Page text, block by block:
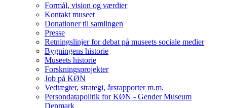
Formål, vision og værdier
Kontakt museet
Donationer til samlingen
Presse
Retningslinjer for debat på museets sociale medier
Bygningens historie
Museets historie
Forskningsprojekter
Job på KØN
Vedtægter, strategi, årsrapporter m.m.
Persondatapolitik for KØN - Gender Museum
Denmark